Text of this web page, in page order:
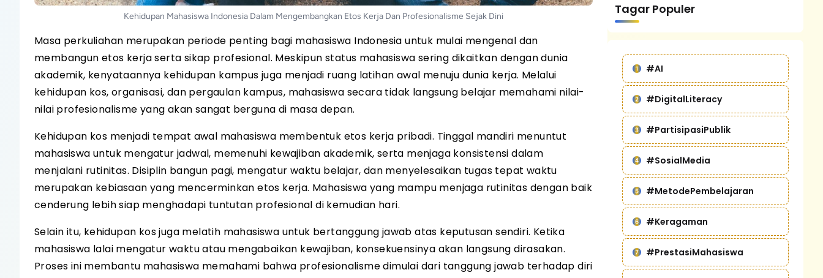
Kehidupan Mahasiswa Indonesia Dalam Mengembangkan Etos Kerja Dan Profesionalisme Sejak Dini
Masa perkuliahan merupakan periode penting bagi mahasiswa Indonesia untuk mulai mengenal dan
membangun etos kerja serta sikap profesional. Meskipun status mahasiswa sering dikaitkan dengan dunia
akademik, kenyataannya kehidupan kampus juga menjadi ruang latihan awal menuju dunia kerja. Melalui
kehidupan kos, organisasi, dan pergaulan kampus, mahasiswa secara tidak langsung belajar memahami nilai-
nilai profesionalisme yang akan sangat berguna di masa depan.
Kehidupan kos menjadi tempat awal mahasiswa membentuk etos kerja pribadi. Tinggal mandiri menuntut
mahasiswa untuk mengatur jadwal, memenuhi kewajiban akademik, serta menjaga konsistensi dalam
menjalani rutinitas. Disiplin bangun pagi, mengatur waktu belajar, dan menyelesaikan tugas tepat waktu
merupakan kebiasaan yang mencerminkan etos kerja. Mahasiswa yang mampu menjaga rutinitas dengan baik
cenderung lebih siap menghadapi tuntutan profesional di kemudian hari.
Selain itu, kehidupan kos juga melatih mahasiswa untuk bertanggung jawab atas keputusan sendiri. Ketika
mahasiswa lalai mengatur waktu atau mengabaikan kewajiban, konsekuensinya akan langsung dirasakan.
Proses ini membantu mahasiswa memahami bahwa profesionalisme dimulai dari tanggung jawab terhadap diri
Tagar Populer
#AI
#DigitalLiteracy
#PartisipasiPublik
#SosialMedia
#MetodePembelajaran
#Keragaman
#PrestasiMahasiswa